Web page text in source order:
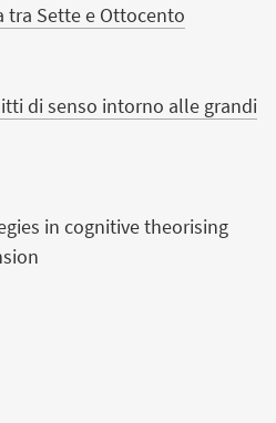
tra Sette e Ottocento
di senso intorno alle grandi
in cognitive theorising